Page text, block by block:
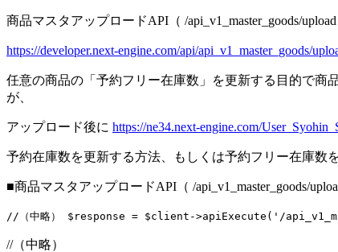
商品マスタアップロードAPI（ /api_v1_master_goods/
https://developer.next-engine.com/api/api_v1_master_goods/
任意の商品の「予約フリー在庫数」を更新する目的で商
が、
アップロード後に https://ne34.next-engine.com/
予約在庫数を更新する方法、もしくは予約フリー在庫数
■商品マスタアップロードAPI（ /api_v1_master_goods/
//（中略） $response = $client->apiExecute('/
//（中略）